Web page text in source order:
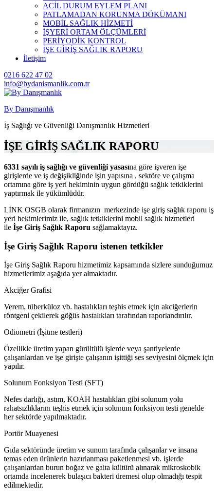
ACİL DURUM EYLEM PLANI
PATLAMADAN KORUNMA DÖKÜMANI
MOBİL SAĞLIK HİZMETİ
İŞYERİ ORTAM ÖLÇÜMLERİ
PERİYODİK KONTROL
İŞE GİRİŞ SAĞLIK RAPORU
İletişim
0216 622 47 02
info@bydanismanlik.com.tr
By Danışmanlık
İş Sağlığı ve Güvenliği Danışmanlık Hizmetleri
İŞE GİRİŞ SAĞLIK RAPORU
6331 sayılı iş sağlığı ve güvenliği yasasına göre işveren işe
girişlerde ve iş değişikliğinde işin yapısına , sektöre ve çalışma
ortamına göre iş yeri hekiminin uygun gördüğü sağlık tetkiklerini
yaptırmak ile yükümlüdür.
LİNK OSGB olarak firmanızın merkezinde işe giriş sağlık raporu iş
yeri hekimlerimiz ile, sağlık tetkiklerini mobil sağlık hizmetleri
ile İşe Giriş Sağlık Raporu sağlamaktayız.
İşe Giriş Sağlık Raporu istenen tetkikler
İşe Giriş Sağlık Raporu hizmetimiz kapsamında sizlere sunduğumuz
hizmetlerimiz aşağıda yer almaktadır.
Akciğer Grafisi
Verem, tüberküloz vb. hastalıkları teşhis etmek için akciğerlerin
röntgeni çekilerek göğüs hastalıkları tarafından raporlandırılır.
Odiometri (İşitme testleri)
Özellikle üretim yapan gürültülü işlerde veya şantiyelerde
çalışanlardan ve işe girişte çalışanın işittiği ses seviyesini ölçmek için
yapılır.
Solunum Fonksiyon Testi (SFT)
Nefes darlığı, astım, KOAH hastalıkları gibi solunum yolu
rahatsızlıklarını teşhis etmek için solunum fonksiyon testi genelde
her sektörde yapılmaktadır.
Portör Muayenesi
Gıda sektöründe üretim ve sunum tarafında çalışanlar ve insana
temas eden ürünlerin hazırlanması paketlenmesi vb. işlerde
çalışanlardan burun boğaz ve gaita kültürü alınarak mikroskobik
ortamda incelenerek bulaşıcı bakteri üremesi olup olmadığı tespit
edilmektedir.